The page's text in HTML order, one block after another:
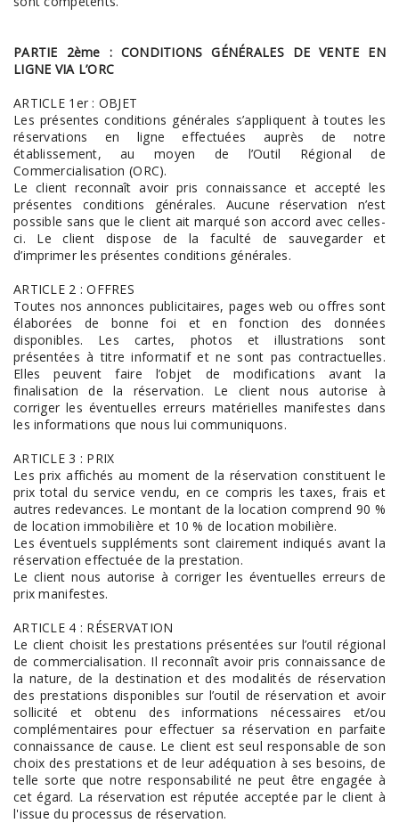
PARTIE 2ème : CONDITIONS GÉNÉRALES DE VENTE EN
LIGNE VIA L’ORC
ARTICLE 1er : OBJET
Les présentes conditions générales s’appliquent à toutes les
réservations en ligne effectuées auprès de notre
établissement, au moyen de l’Outil Régional de
Commercialisation (ORC).
Le client reconnaît avoir pris connaissance et accepté les
présentes conditions générales. Aucune réservation n’est
possible sans que le client ait marqué son accord avec celles-
ci. Le client dispose de la faculté de sauvegarder et
d’imprimer les présentes conditions générales.
ARTICLE 2 : OFFRES
Toutes nos annonces publicitaires, pages web ou offres sont
élaborées de bonne foi et en fonction des données
disponibles. Les cartes, photos et illustrations sont
présentées à titre informatif et ne sont pas contractuelles.
Elles peuvent faire l’objet de modifications avant la
finalisation de la réservation. Le client nous autorise à
corriger les éventuelles erreurs matérielles manifestes dans
les informations que nous lui communiquons.
ARTICLE 3 : PRIX
Les prix affichés au moment de la réservation constituent le
prix total du service vendu, en ce compris les taxes, frais et
autres redevances. Le montant de la location comprend 90 %
de location immobilière et 10 % de location mobilière.
Les éventuels suppléments sont clairement indiqués avant la
réservation effectuée de la prestation.
Le client nous autorise à corriger les éventuelles erreurs de
prix manifestes.
ARTICLE 4 : RÉSERVATION
Le client choisit les prestations présentées sur l’outil régional
de commercialisation. Il reconnaît avoir pris connaissance de
la nature, de la destination et des modalités de réservation
des prestations disponibles sur l’outil de réservation et avoir
sollicité et obtenu des informations nécessaires et/ou
complémentaires pour effectuer sa réservation en parfaite
connaissance de cause. Le client est seul responsable de son
choix des prestations et de leur adéquation à ses besoins, de
telle sorte que notre responsabilité ne peut être engagée à
cet égard. La réservation est réputée acceptée par le client à
l'issue du processus de réservation.